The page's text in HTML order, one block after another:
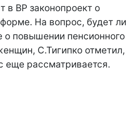
в ВР законопроект о
На вопрос, будет ли
о повышении пенсионного
С.Тигипко отметил,
еще рассматривается.